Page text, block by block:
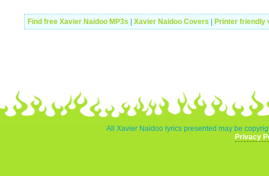
Find free Xavier Naidoo MP3s Xavier Naidoo Covers Printer friendly
All Xavier Naidoo lyrics presented may be
Privacy